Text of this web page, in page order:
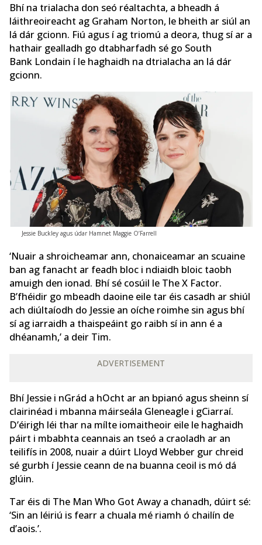
Bhí na trialacha don seó réaltachta, a bheadh á
láithreoireacht ag Graham Norton, le bheith ar siúl an
lá dár gcionn. Fiú agus í ag triomú a deora, thug sí ar a
hathair gealladh go dtabharfadh sé go South
Bank Londain í le haghaidh na dtrialacha an lá dár
gcionn.
Jessie Buckley agus údar Hamnet Maggie O’Farrell
‘Nuair a shroicheamar ann, chonaiceamar an scuaine
ban ag fanacht ar feadh bloc i ndiaidh bloic taobh
amuigh den ionad. Bhí sé cosúil le The X Factor.
B’fhéidir go mbeadh daoine eile tar éis casadh ar shiúl
ach diúltaíodh do Jessie an oíche roimhe sin agus bhí
sí ag iarraidh a thaispeáint go raibh sí in ann é a
dhéanamh,’ a deir Tim.
ADVERTISEMENT
Bhí Jessie i nGrád a hOcht ar an bpianó agus sheinn sí
clairinéad i mbanna máirseála Gleneagle i gCiarraí.
D’éirigh léi thar na mílte iomaitheoir eile le haghaidh
páirt i mbabhta ceannais an tseó a craoladh ar an
teilifís in 2008, nuair a dúirt Lloyd Webber gur chreid
sé gurbh í Jessie ceann de na buanna ceoil is mó dá
glúin.
Tar éis di The Man Who Got Away a chanadh, dúirt sé:
‘Sin an léiriú is fearr a chuala mé riamh ó chailín de
d’aois.’.